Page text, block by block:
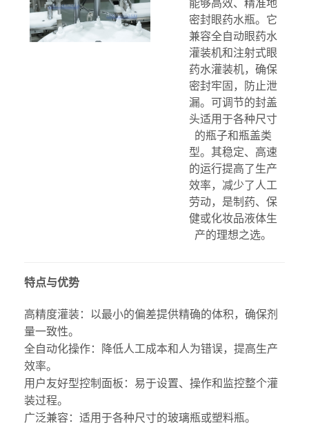
密封眼药水瓶。它
兼容全自动眼药水
灌装机和注射式眼
药水灌装机，确保
密封牢固，防止泄
漏。可调节的封盖
头适用于各种尺寸
的瓶子和瓶盖类
型。其稳定、高速
的运行提高了生产
效率，减少了人工
劳动，是制药、保
健或化妆品液体生
产的理想之选。
特点与优势
高精度灌装：以最小的偏差提供精确的体积，确保剂
量一致性。
全自动化操作：降低人工成本和人为错误，提高生产
效率。
用户友好型控制面板：易于设置、操作和监控整个灌
装过程。
广泛兼容：适用于各种尺寸的玻璃瓶或塑料瓶。